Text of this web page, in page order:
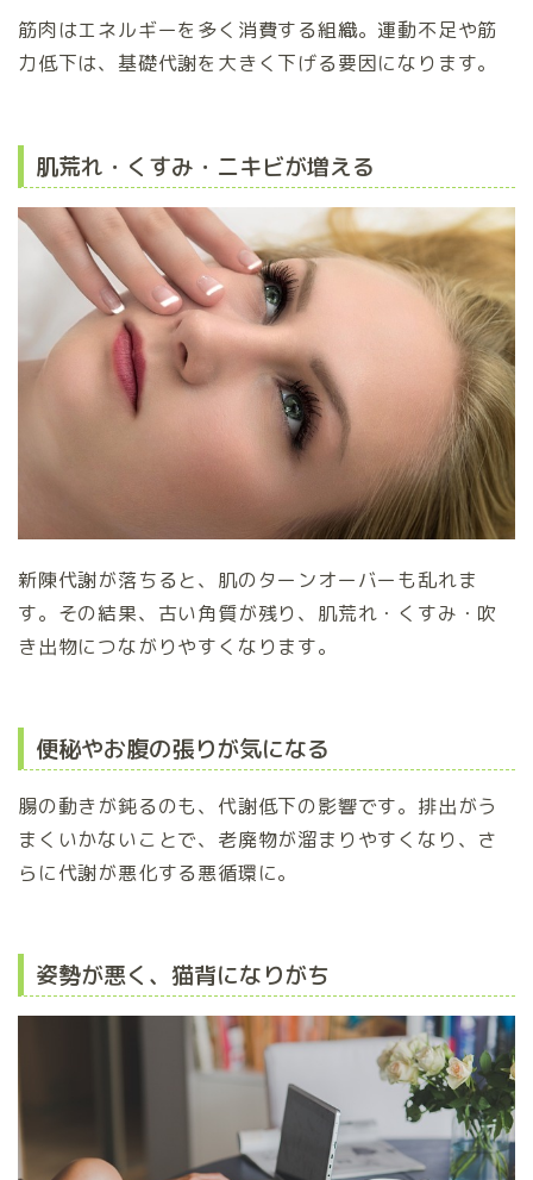
筋肉はエネルギーを多く消費する組織。運動不足や筋
力低下は、基礎代謝を大きく下げる要因になります。
肌荒れ・くすみ・ニキビが増える
新陳代謝が落ちると、肌のターンオーバーも乱れま
す。その結果、古い角質が残り、肌荒れ・くすみ・吹
き出物につながりやすくなります。
便秘やお腹の張りが気になる
腸の動きが鈍るのも、代謝低下の影響です。排出がう
まくいかないことで、老廃物が溜まりやすくなり、さ
らに代謝が悪化する悪循環に。
姿勢が悪く、猫背になりがち